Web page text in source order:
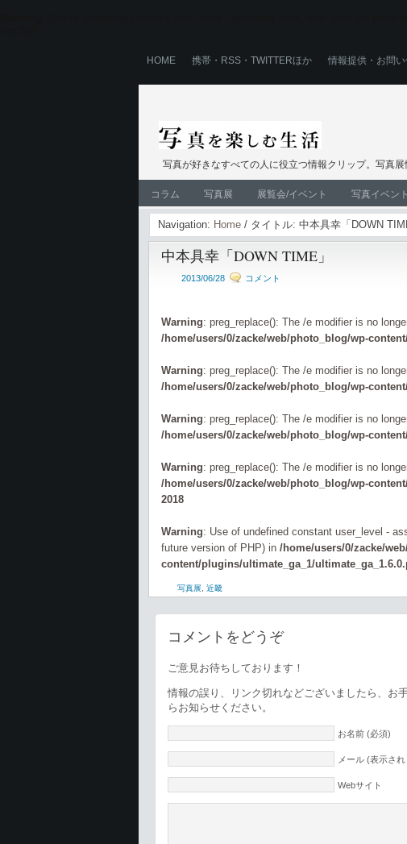
HOME 携帯・RSS・TWITTERほか 情報提供・お問
写真が好きなすべての人に役立つ情報クリップ。写真
コラム 写真展 展覧会/イベント 写真イベント
Navigation: Home / タイトル: 中本具幸「DOWN
中本具幸「DOWN TIME」
2013/06/28 コメント
Warning: preg_replace(): The /e modifier is no
/home/users/0/zacke/web/photo_blog/wp-
Warning: preg_replace(): The /e modifier is no
/home/users/0/zacke/web/photo_blog/wp-
Warning: preg_replace(): The /e modifier is no
/home/users/0/zacke/web/photo_blog/wp-
Warning: preg_replace(): The /e modifier is no
/home/users/0/zacke/web/photo_blog/wp-
2018
Warning: Use of undefined constant user_level -
future version of PHP) in /home/users/0/zacke/
content/plugins/ultimate_ga_1/
写真展 近畿
コメントをどうぞ
ご意見お待ちしております！
情報の誤り、リンク切れなどございましたら、お
らお知らせください。
お名前 (必須)
メール (表示さ
Webサイト